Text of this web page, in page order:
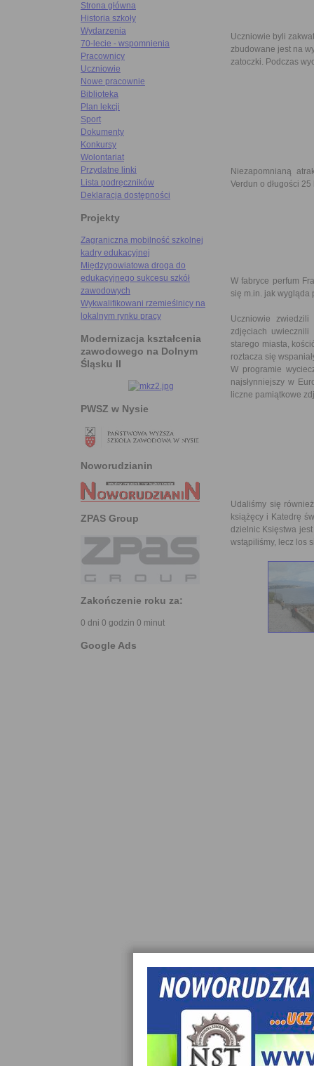
Strona główna
Historia szkoły
Wydarzenia
70-lecie - wspomnienia
Pracownicy
Uczniowie
Nowe pracownie
Biblioteka
Plan lekcji
Sport
Dokumenty
Konkursy
Wolontariat
Przydatne linki
Lista podręczników
Deklaracja dostępności
Projekty
Zagraniczna mobilność szkolnej
kadry edukacyjnej
Międzypowiatowa droga do
edukacyjnego sukcesu szkół
zawodowych
Wykwalifikowani rzemieślnicy na
lokalnym rynku pracy
Modernizacja kształcenia
zawodowego na Dolnym
Śląsku II
PWSZ w Nysie
Noworudzianin
ZPAS Group
Zakończenie roku za:
0 dni 0 godzin 0 minut
Google Ads
Uczniowie byli
zbudowane jest na
zatoczki. Podczas
Niezapomnianą
Verdun o długości 25
W fabryce perfum
się m.in. jak wygląda
Uczniowie
zdjęciach uwiecznili
starego miasta,
roztacza się
W programie
najsłynniejszy w
liczne pamiątkowe
Udaliśmy się
książęcy i Katedrę
dzielnic Księstwa
wstąpiliśmy, lecz los